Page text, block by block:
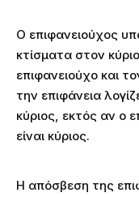
Ο επιφανειούχος
κτίσματα στον
επιφανειούχο και
την επιφάνεια
κύριος, εκτός αν ο
είναι κύριος.
Η απόσβεση της